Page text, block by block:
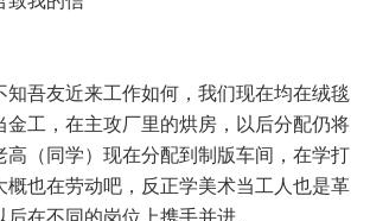
吾友近来工作如何，我们现在均在绒毯
金工，在主攻厂里的烘房，以后分配仍将
高（同学）现在分配到制版车间，在学打
概也在劳动吧，反正学美术当工人也是革
在不同的岗位上携手并进。